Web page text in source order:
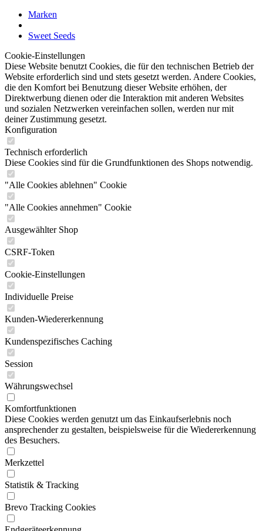
Marken
Sweet Seeds
Cookie-Einstellungen
Diese Website benutzt Cookies, die für den technischen Betrieb der
Website erforderlich sind und stets gesetzt werden. Andere Cookies,
die den Komfort bei Benutzung dieser Website erhöhen, der
Direktwerbung dienen oder die Interaktion mit anderen Websites
und sozialen Netzwerken vereinfachen sollen, werden nur mit
deiner Zustimmung gesetzt.
Konfiguration
Technisch erforderlich
Diese Cookies sind für die Grundfunktionen des Shops notwendig.
"Alle Cookies ablehnen" Cookie
"Alle Cookies annehmen" Cookie
Ausgewählter Shop
CSRF-Token
Cookie-Einstellungen
Individuelle Preise
Kunden-Wiedererkennung
Kundenspezifisches Caching
Session
Währungswechsel
Komfortfunktionen
Diese Cookies werden genutzt um das Einkaufserlebnis noch
ansprechender zu gestalten, beispielsweise für die Wiedererkennung
des Besuchers.
Merkzettel
Statistik & Tracking
Brevo Tracking Cookies